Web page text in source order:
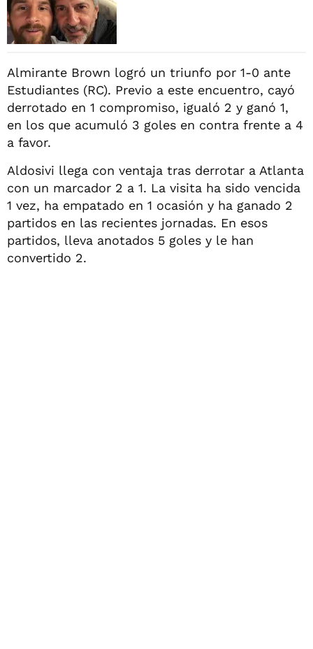
Almirante Brown logró un triunfo por 1-0 ante
Estudiantes (RC). Previo a este encuentro, cayó
derrotado en 1 compromiso, igualó 2 y ganó 1,
en los que acumuló 3 goles en contra frente a 4
a favor.
Aldosivi llega con ventaja tras derrotar a Atlanta
con un marcador 2 a 1. La visita ha sido vencida
1 vez, ha empatado en 1 ocasión y ha ganado 2
partidos en las recientes jornadas. En esos
partidos, lleva anotados 5 goles y le han
convertido 2.